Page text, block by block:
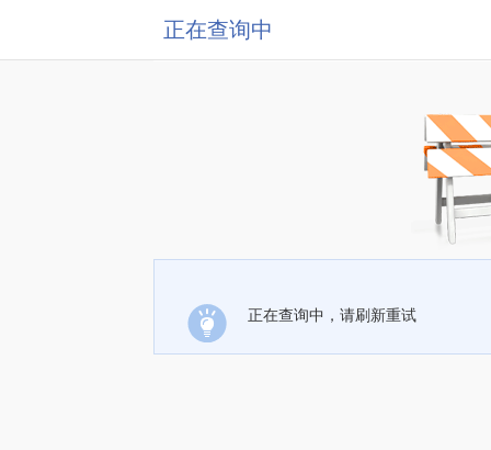
正在查询中
正在查询中，请刷新重试